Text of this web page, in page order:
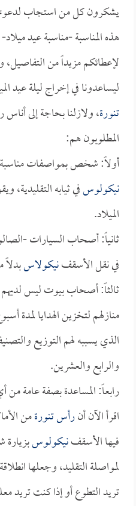
يشكرون كل من استجاب
هذه المناسبة -مناسبة عيد
لإعطائكم مزيداً من التفاصيل،
ليساعدونا في إخراج ليلة عيد
تنورة، ولازلنا بحاجة إلى
المطلوبون هم:
أولاً: شخص بمواصفات
نيكولوسفي ثيابه التقليدية،
الميلاد.
ثانياً: أصحاب السيارات -
في نقل الأسقفنيكولاسبدلاً
ثالثاً: أصحاب بيوت ليس
منازلهم لتخزين الهدايا لمدة
الذي يسببه لهم التوزيع
والرابع والعشرين.
رابعاً: المساعدة بصفة عامة
اقرأ الآن أنرأس تنورةمن
فيها الأسقفنيكولوس
لمواصلة التقليد، وجعلها
تريد التطوع أو إذا كنت